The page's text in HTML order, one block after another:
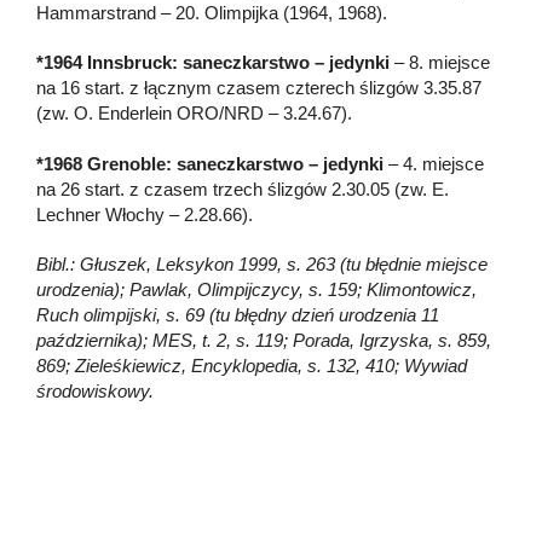
Hammarstrand – 20. Olimpijka (1964, 1968).
*1964 Innsbruck: saneczkarstwo – jedynki – 8. miejsce
na 16 start. z łącznym czasem czterech ślizgów 3.35.87
(zw. O. Enderlein ORO/NRD – 3.24.67).
*1968 Grenoble: saneczkarstwo – jedynki – 4. miejsce
na 26 start. z czasem trzech ślizgów 2.30.05 (zw. E.
Lechner Włochy – 2.28.66).
Bibl.: Głuszek, Leksykon 1999, s. 263 (tu błędnie miejsce
urodzenia); Pawlak, Olimpijczycy, s. 159; Klimontowicz,
Ruch olimpijski, s. 69 (tu błędny dzień urodzenia 11
października); MES, t. 2, s. 119; Porada, Igrzyska, s. 859,
869; Zieleśkiewicz, Encyklopedia, s. 132, 410; Wywiad
środowiskowy.